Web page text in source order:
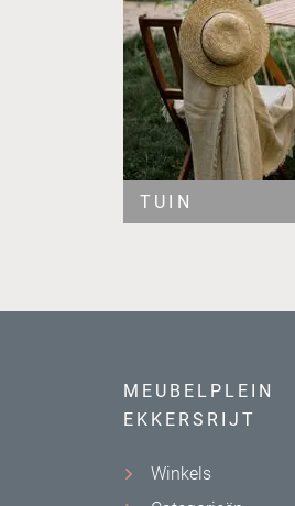
TUIN
MEUBELPLEIN
EKKERSRIJT
Winkels